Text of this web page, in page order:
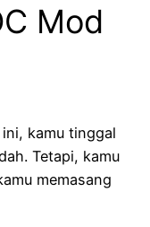
Mod
kamu tinggal
Tetapi, kamu
memasang